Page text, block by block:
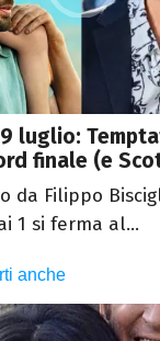
luglio:
finale (e
da Filippo
1 si ferma al...